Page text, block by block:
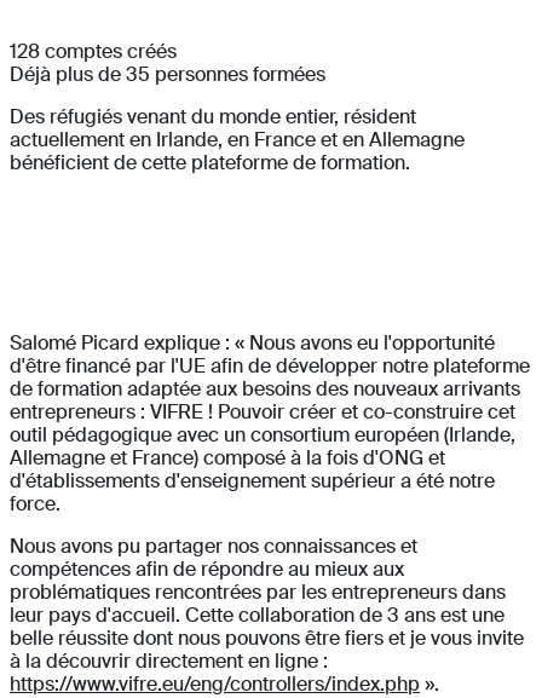
128 comptes créés
Déjà plus de 35 personnes formées
Des réfugiés venant du monde entier, résident
actuellement en Irlande, en France et en Allemagne
bénéficient de cette plateforme de formation.
Salomé Picard explique : « Nous avons eu l'opportunité
d'être financé par l'UE afin de développer notre plateforme
de formation adaptée aux besoins des nouveaux arrivants
entrepreneurs : VIFRE ! Pouvoir créer et co-construire cet
outil pédagogique avec un consortium européen (Irlande,
Allemagne et France) composé à la fois d'ONG et
d'établissements d'enseignement supérieur a été notre
force.
Nous avons pu partager nos connaissances et
compétences afin de répondre au mieux aux
problématiques rencontrées par les entrepreneurs dans
leur pays d'accueil. Cette collaboration de 3 ans est une
belle réussite dont nous pouvons être fiers et je vous invite
à la découvrir directement en ligne :
https://www.vifre.eu/eng/controllers/index.php».